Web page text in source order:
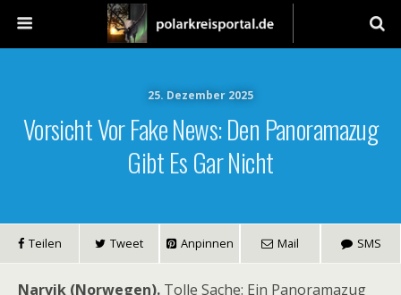
25. Dezember 2025
Vorsicht Vor Fake News: Den Panoramazug
Gibt Es Gar Nicht
Teilen Tweet Anpinnen Mail SMS
Narvik (Norwegen). Tolle Sache: Ein Panoramazug